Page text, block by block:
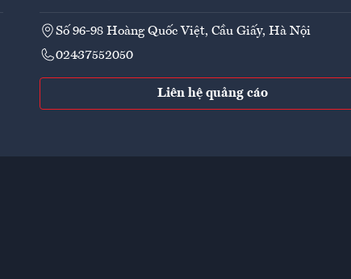
Số 96-98 Hoàng Quốc Việt, Cầu Giấy, Hà Nội
02437552050
Liên hệ quảng cáo